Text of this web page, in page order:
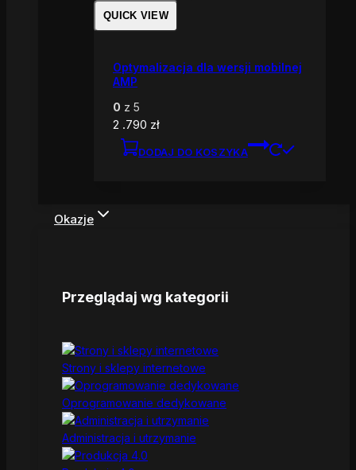
QUICK VIEW
Optymalizacja dla wersji mobilnej
AMP
0 z 5
2 .790 zł
DODAJ DO KOSZYKA
Okazje
Przeglądaj wg kategorii
Strony i sklepy internetowe
Oprogramowanie dedykowane
Administracja i utrzymanie